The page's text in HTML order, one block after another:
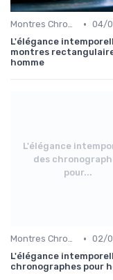
Montres Chronographes • 04/
L'élégance
montres
homme
L'élégance
des
pour...
Montres Chronographes • 02/
L'élégance
chronographes pour